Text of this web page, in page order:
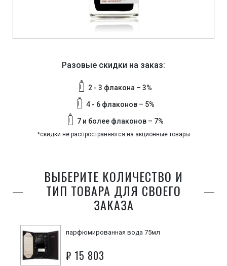
Разовые скидки на заказ:
2 - 3 флакона – 3%
4 - 6 флаконов – 5%
7 и более флаконов – 7%
*скидки не распространяются на акционные товары
ВЫБЕРИТЕ КОЛИЧЕСТВО И
ТИП ТОВАРА ДЛЯ СВОЕГО
ЗАКАЗА
парфюмированная вода 75мл
₽ 15 803